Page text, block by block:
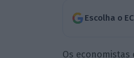
Escolha o
Os economistas